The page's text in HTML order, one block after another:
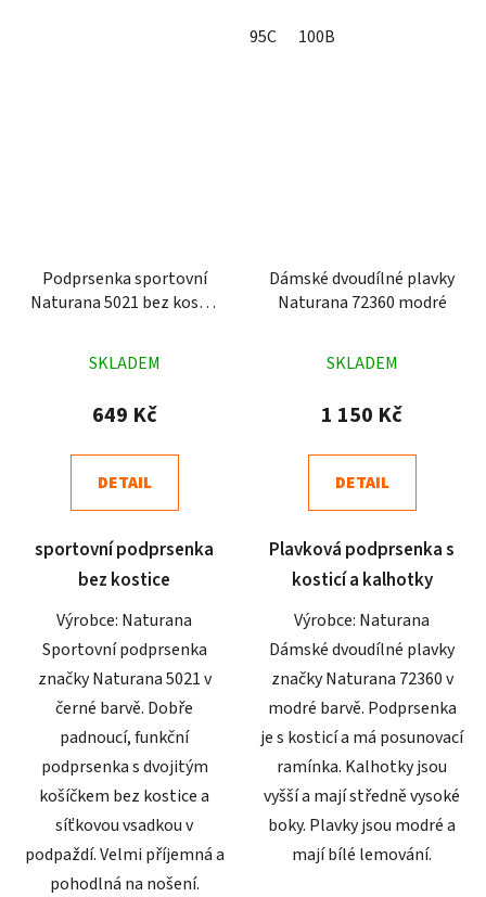
95C 100B
Podprsenka sportovní
Naturana 5021 bez kostic
hodnocení
produktu
4,6
z
hvězdiček.
SKLADEM
649 Kč
DETAIL
sportovní podprsenka
bez kostice
Výrobce: Naturana
Sportovní podprsenka
značky Naturana 5021 v
černé barvě. Dobře
padnoucí, funkční
podprsenka s dvojitým
košíčkem bez kostice a
síťkovou vsadkou v
podpaždí. Velmi příjemná a
pohodlná na nošení.
Dámské dvoudílné plavky
Naturana 72360 modré
hodnocení
produktu
4,3
z
hvězdiček.
SKLADEM
1 150 Kč
DETAIL
Plavková podprsenka s
kosticí a kalhotky
Výrobce: Naturana
Dámské dvoudílné plavky
značky Naturana 72360 v
modré barvě. Podprsenka
je s kosticí a má posunovací
ramínka. Kalhotky jsou
vyšší a mají středně vysoké
boky. Plavky jsou modré a
mají bílé lemování.